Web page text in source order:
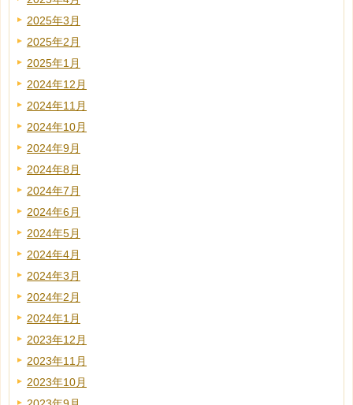
2025年3月
2025年2月
2025年1月
2024年12月
2024年11月
2024年10月
2024年9月
2024年8月
2024年7月
2024年6月
2024年5月
2024年4月
2024年3月
2024年2月
2024年1月
2023年12月
2023年11月
2023年10月